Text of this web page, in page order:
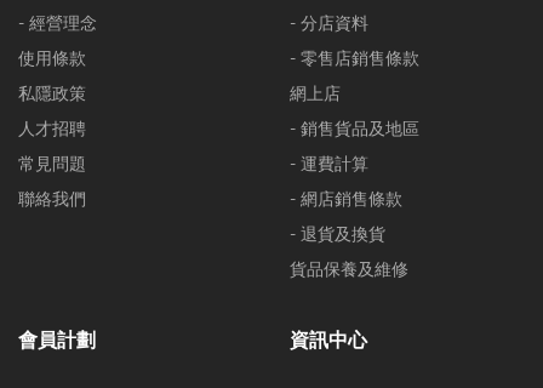
- 經營理念
使用條款
私隱政策
人才招聘
常見問題
聯絡我們
- 分店資料
- 零售店銷售條款
網上店
- 銷售貨品及地區
- 運費計算
- 網店銷售條款
- 退貨及換貨
貨品保養及維修
會員計劃 資訊中心